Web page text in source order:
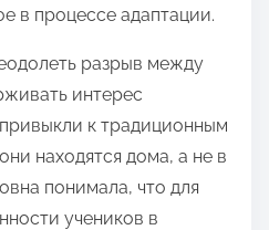
в процессе адаптации.
разрыв между
интерес
к традиционным
находятся дома, а не в
понимала, что для
учеников в